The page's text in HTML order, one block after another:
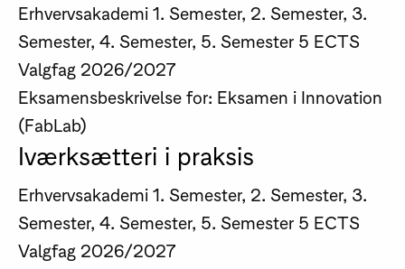
Erhvervsakademi 1. Semester, 2. Semester, 3.
Semester, 4. Semester, 5. Semester 5 ECTS
Valgfag 2026/2027
Eksamensbeskrivelse for: Eksamen i Innovation
(FabLab)
Iværksætteri i praksis
Erhvervsakademi 1. Semester, 2. Semester, 3.
Semester, 4. Semester, 5. Semester 5 ECTS
Valgfag 2026/2027